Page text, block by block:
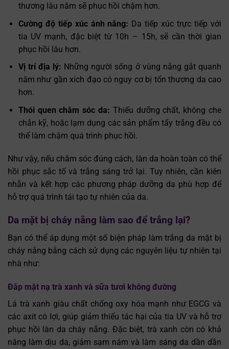
thương lâu năm sẽ phục hồi chậm hơn.
Cường độ tiếp xúc ánh nắng: Da tiếp xúc trực tiếp với
tia UV mạnh, đặc biệt từ 10h – 15h, sẽ cần thời gian
phục hồi lâu hơn.
Vị trí địa lý: Những người sống ở vùng nắng gắt quanh
năm như gần xích đạo có nguy cơ bị tổn thương da cao
hơn.
Thói quen chăm sóc da: Thiếu dưỡng chất, không che
chắn kỹ, hoặc lạm dụng các sản phẩm tẩy trắng đều có
thể làm chậm quá trình phục hồi.
Như vậy, nếu chăm sóc đúng cách, làn da hoàn toàn có thể
hồi phục sắc tố và trắng sáng trở lại. Tuy nhiên, cần kiên
nhẫn và kết hợp các phương pháp dưỡng da phù hợp để
hỗ trợ quá trình tái tạo tự nhiên của da.
Da mặt bị cháy nắng làm sao để trắng lại?
Bạn có thể áp dụng một số biện pháp làm trắng da mặt bị
cháy nắng bằng cách sử dụng các nguyên liệu tự nhiên tại
nhà như:
Đắp mặt nạ trà xanh và sữa tươi không đường
Lá trà xanh giàu chất chống oxy hóa mạnh như EGCG và
các axit có lợi, giúp giảm thiểu tác hại của tia UV và hỗ trợ
phục hồi làn da cháy nắng. Đặc biệt, trà xanh còn có khả
năng làm dịu da, giảm sạm nám và làm sáng da dần dần